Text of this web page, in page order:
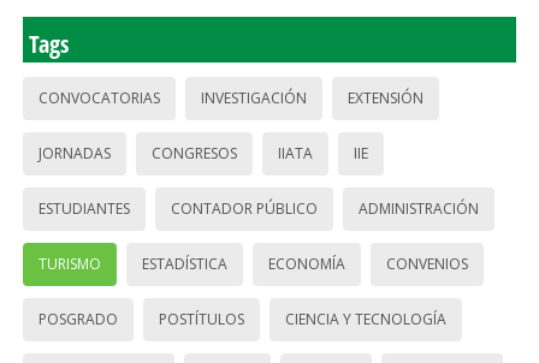
Tags
CONVOCATORIAS INVESTIGACIÓN EXTENSIÓN
JORNADAS CONGRESOS IIATA IIE
ESTUDIANTES CONTADOR PÚBLICO ADMINISTRACIÓN
TURISMO ESTADÍSTICA ECONOMÍA CONVENIOS
POSGRADO POSTÍTULOS CIENCIA Y TECNOLOGÍA